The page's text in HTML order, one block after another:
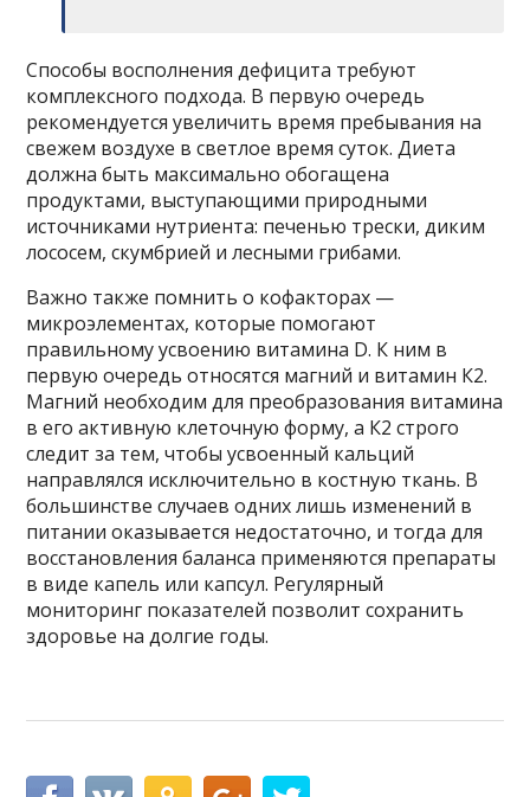
Способы восполнения дефицита требуют
комплексного подхода. В первую очередь
рекомендуется увеличить время пребывания на
свежем воздухе в светлое время суток. Диета
должна быть максимально обогащена
продуктами, выступающими природными
источниками нутриента: печенью трески, диким
лососем, скумбрией и лесными грибами.
Важно также помнить о кофакторах —
микроэлементах, которые помогают
правильному усвоению витамина D. К ним в
первую очередь относятся магний и витамин К2.
Магний необходим для преобразования витамина
в его активную клеточную форму, а К2 строго
следит за тем, чтобы усвоенный кальций
направлялся исключительно в костную ткань. В
большинстве случаев одних лишь изменений в
питании оказывается недостаточно, и тогда для
восстановления баланса применяются препараты
в виде капель или капсул. Регулярный
мониторинг показателей позволит сохранить
здоровье на долгие годы.